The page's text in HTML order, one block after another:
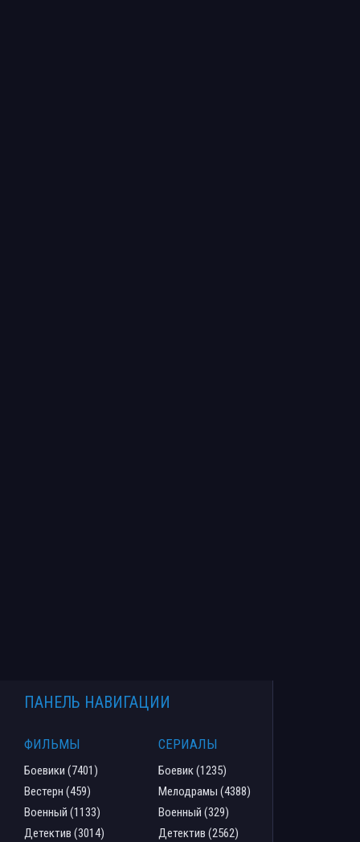
ПАНЕЛЬ НАВИГАЦИИ
ФИЛЬМЫ
Боевики (7401)
Вестерн (459)
Военный (1133)
Детектив (3014)
СЕРИАЛЫ
Боевик (1235)
Мелодрамы (4388)
Военный (329)
Детектив (2562)